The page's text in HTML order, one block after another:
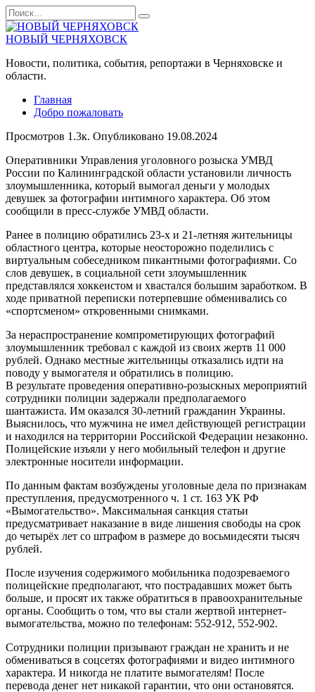
Перейти
к
содержанию
Search
for:
НОВЫЙ ЧЕРНЯХОВСК
Новости, политика, события, репортажи в Черняховске и
области.
Главная
Добро пожаловать
Просмотров 1.3к. Опубликовано 19.08.2024
Оперативники Управления уголовного розыска УМВД
России по Калининградской области установили личность
злоумышленника, который вымогал деньги у молодых
девушек за фотографии интимного характера. Об этом
сообщили в пресс-службе УМВД области.
Ранее в полицию обратились 23-х и 21-летняя жительницы
областного центра, которые неосторожно поделились с
виртуальным собеседником пикантными фотографиями. Со
слов девушек, в социальной сети злоумышленник
представлялся хоккеистом и хвастался большим заработком. В
ходе приватной переписки потерпевшие обменивались со
«спортсменом» откровенными снимками.
За нераспространение компрометирующих фотографий
злоумышленник требовал с каждой из своих жертв 11 000
рублей. Однако местные жительницы отказались идти на
поводу у вымогателя и обратились в полицию.
В результате проведения оперативно-розыскных мероприятий
сотрудники полиции задержали предполагаемого
шантажиста. Им оказался 30-летний гражданин Украины.
Выяснилось, что мужчина не имел действующей регистрации
и находился на территории Российской Федерации незаконно.
Полицейские изъяли у него мобильный телефон и другие
электронные носители информации.
По данным фактам возбуждены уголовные дела по признакам
преступления, предусмотренного ч. 1 ст. 163 УК РФ
«Вымогательство». Максимальная санкция статьи
предусматривает наказание в виде лишения свободы на срок
до четырёх лет со штрафом в размере до восьмидесяти тысяч
рублей.
После изучения содержимого мобильника подозреваемого
полицейские предполагают, что пострадавших может быть
больше, и просят их также обратиться в правоохранительные
органы. Сообщить о том, что вы стали жертвой интернет-
вымогательства, можно по телефонам: 552-912, 552-902.
Сотрудники полиции призывают граждан не хранить и не
обмениваться в соцсетях фотографиями и видео интимного
характера. И никогда не платите вымогателям! После
перевода денег нет никакой гарантии, что они остановятся.